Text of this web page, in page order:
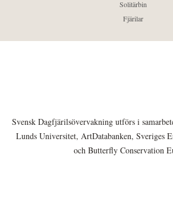
Solitärbin
Fjärilar
Svensk Dagfjärilsövervakning utförs i
Lunds Universitet, ArtDatabanken, Sveriges
och Butterfly Conservation